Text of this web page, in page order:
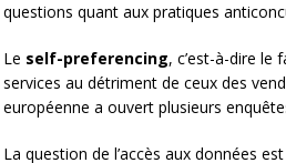
questions quant aux pratiques
Le self-preferencing, c’est-à-dire
services au détriment de ceux des
européenne a ouvert plusieurs
La question de l’accès aux données